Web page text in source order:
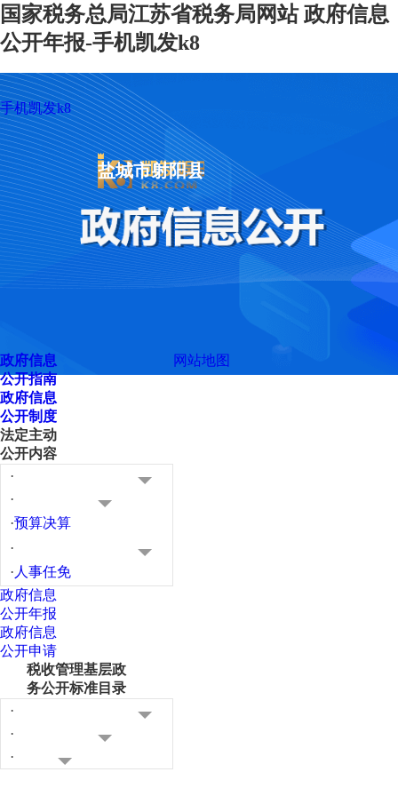
国家税务总局江苏省税务局网站 政府信息
公开年报-手机凯发k8
手机凯发k8
盐城市射阳县
政府信息
公开指南
政府信息
公开制度
法定主动
公开内容
·
·
·预算决算
·
· 人事任免
政府信息
公开年报
政府信息
公开申请
税收管理基层政
务公开标准目录
·
·
·
网站地图